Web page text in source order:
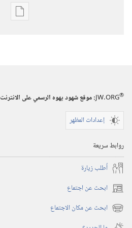
خيارات
يناير‏
JW.ORG®
:‏ موقع شهود يهوه الرسمي على الانترنت
إعدادات المظهر
روابط سريعة
أُطلب زيارة
ابحث عن اجتماع (يفتح
نافذة ابحث عن مكان الاجتماع (يفتح
نافذة